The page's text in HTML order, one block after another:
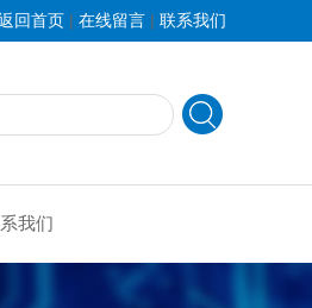
回首页 | 在线留言 | 联系我们
我们